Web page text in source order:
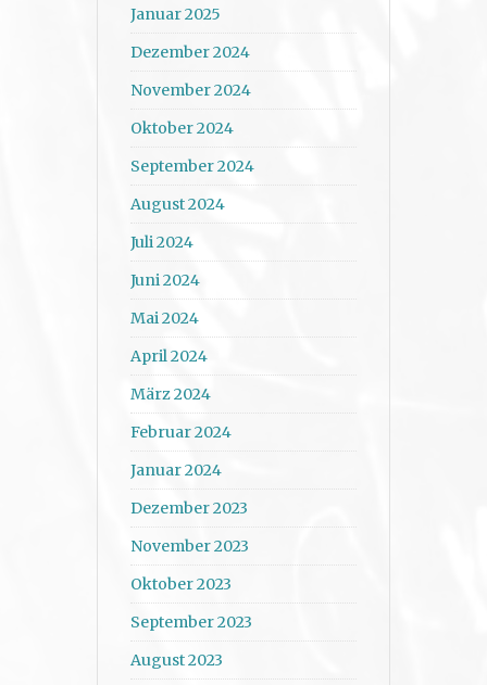
Januar 2025
Dezember 2024
November 2024
Oktober 2024
September 2024
August 2024
Juli 2024
Juni 2024
Mai 2024
April 2024
März 2024
Februar 2024
Januar 2024
Dezember 2023
November 2023
Oktober 2023
September 2023
August 2023